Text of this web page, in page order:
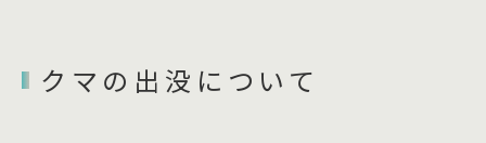
クマの出没について